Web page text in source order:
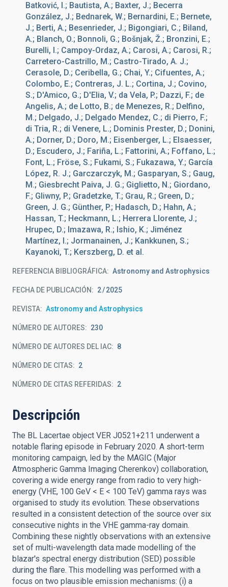
Batković, I.; Bautista, A.; Baxter, J.; Becerra
González, J.; Bednarek, W.; Bernardini, E.; Bernete,
J.; Berti, A.; Besenrieder, J.; Bigongiari, C.; Biland,
A.; Blanch, O.; Bonnoli, G.; Bošnjak, Ž.; Bronzini, E.;
Burelli, I.; Campoy-Ordaz, A.; Carosi, A.; Carosi, R.;
Carretero-Castrillo, M.; Castro-Tirado, A. J.;
Cerasole, D.; Ceribella, G.; Chai, Y.; Cifuentes, A.;
Colombo, E.; Contreras, J. L.; Cortina, J.; Covino,
S.; D'Amico, G.; D'Elia, V.; da Vela, P.; Dazzi, F.; de
Angelis, A.; de Lotto, B.; de Menezes, R.; Delfino,
M.; Delgado, J.; Delgado Mendez, C.; di Pierro, F.;
di Tria, R.; di Venere, L.; Dominis Prester, D.; Donini,
A.; Dorner, D.; Doro, M.; Eisenberger, L.; Elsaesser,
D.; Escudero, J.; Fariña, L.; Fattorini, A.; Foffano, L.;
Font, L.; Fröse, S.; Fukami, S.; Fukazawa, Y.; García
López, R. J.; Garczarczyk, M.; Gasparyan, S.; Gaug,
M.; Giesbrecht Paiva, J. G.; Giglietto, N.; Giordano,
F.; Gliwny, P.; Gradetzke, T.; Grau, R.; Green, D.;
Green, J. G.; Günther, P.; Hadasch, D.; Hahn, A.;
Hassan, T.; Heckmann, L.; Herrera Llorente, J.;
Hrupec, D.; Imazawa, R.; Ishio, K.; Jiménez
Martínez, I.; Jormanainen, J.; Kankkunen, S.;
Kayanoki, T.; Kerszberg, D. et al.
REFERENCIA BIBLIOGRÁFICA Astronomy and Astrophysics
FECHA DE PUBLICACIÓN: 2 2025
REVISTA Astronomy and Astrophysics
NÚMERO DE AUTORES 230
NÚMERO DE AUTORES DEL IAC 8
NÚMERO DE CITAS 2
NÚMERO DE CITAS REFERIDAS 2
Descripción
The BL Lacertae object VER J0521+211 underwent a
notable flaring episode in February 2020. A short-term
monitoring campaign, led by the MAGIC (Major
Atmospheric Gamma Imaging Cherenkov) collaboration,
covering a wide energy range from radio to very high-
energy (VHE, 100 GeV < E < 100 TeV) gamma rays was
organised to study its evolution. These observations
resulted in a consistent detection of the source over six
consecutive nights in the VHE gamma-ray domain.
Combining these nightly observations with an extensive
set of multi-wavelength data made modelling of the
blazar's spectral energy distribution (SED) possible
during the flare. This modelling was performed with a
focus on two plausible emission mechanisms: (i) a